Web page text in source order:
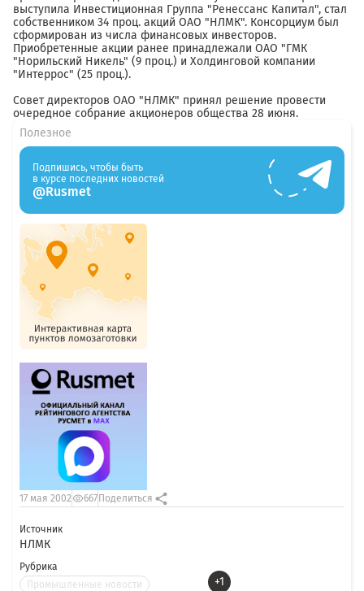
выступила Инвестиционная Группа "Ренессанс Капитал", стал
собственником 34 проц. акций ОАО "НЛМК". Консорциум был
сформирован из числа финансовых инвесторов.
Приобретенные акции ранее принадлежали ОАО "ГМК
"Норильский Никель" (9 проц.) и Холдинговой компании
"Интеррос" (25 проц.).
Совет директоров ОАО "НЛМК" принял решение провести
очередное собрание акционеров общества 28 июня.
Источник
НЛМК
Рубрика
Промышленные новости
+1
17 мая 2002 667 Поделиться
Полезное
Подпишись, чтобы быть
в курсе последних новостей
@Rusmet